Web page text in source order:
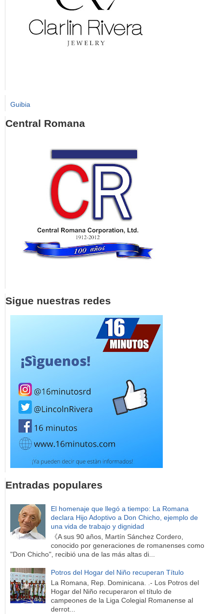
Guibia
Central Romana
Sigue nuestras redes
Entradas populares
El homenaje que llegó a tiempo: La Romana
declara Hijo Adoptivo a Don Chicho, ejemplo de
una vida de trabajo y dignidad
《A sus 90 años, Martín Sánchez Cordero,
conocido por generaciones de romanenses como
"Don Chicho", recibió una de las más altas di...
Potros del Hogar del Niño recuperan Título
La Romana, Rep. Dominicana. .- Los Potros del
Hogar del Niño recuperaron el título de
campeones de la Liga Colegial Romanense al
derrot...